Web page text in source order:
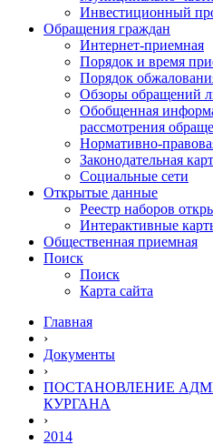
Инвестиционный
Обращения граждан
Интернет-приемная
Порядок и время
Порядок
Обзоры обращений
Обобщенная
рассмотрения
Нормативно-
Законодательная
Социальные сети
Открытые данные
Реестр наборов
Интерактивные
Общественная приемная
Поиск
Поиск
Карта сайта
Главная
›
Документы
›
ПОСТАНОВЛЕНИЕ
КУРГАНА
›
2014